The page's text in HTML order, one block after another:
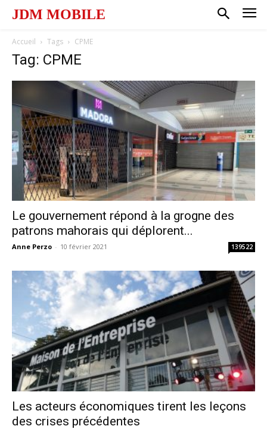
JDM MOBILE
Accueil Tags CPME
Tag: CPME
Le gouvernement répond à la grogne des
patrons mahorais qui déplorent...
Anne Perzo - 10 février 2021 139522
Les acteurs économiques tirent les leçons
des crises précédentes